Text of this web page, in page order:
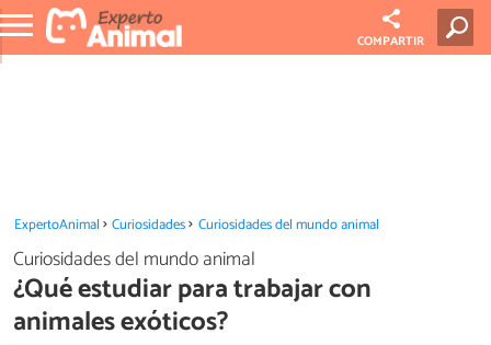
COMPARTIR
ExpertoAnimal Curiosidades Curiosidades del mundo animal
Curiosidades del mundo animal
¿Qué estudiar para trabajar con
animales exóticos?